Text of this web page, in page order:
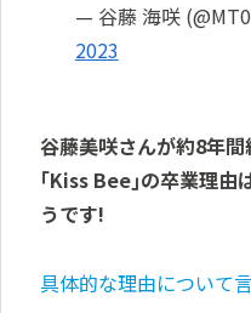
— 谷藤 海咲
2023
谷藤美咲さんが約8年
｢Kiss Bee｣の卒業理由
うです!
具体的な理由について